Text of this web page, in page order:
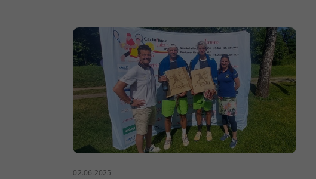
02.06.2025